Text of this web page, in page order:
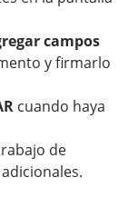
campos
y firmarlo
cuando haya
de